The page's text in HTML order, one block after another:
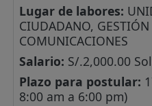
Lugar de labores:
CIUDADANO,
COMUNICACIONES
Salario: S/.2,000.00
Plazo para postular:
8:00 am a 6:00 pm)